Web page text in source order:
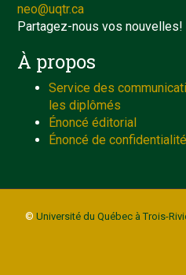
neo@uqtr.ca
Partagez-nous vos nouvelles!
À propos
Service des
les diplômés
Énoncé éditorial
Énoncé de confidentialité
© Université du Québec à Trois-